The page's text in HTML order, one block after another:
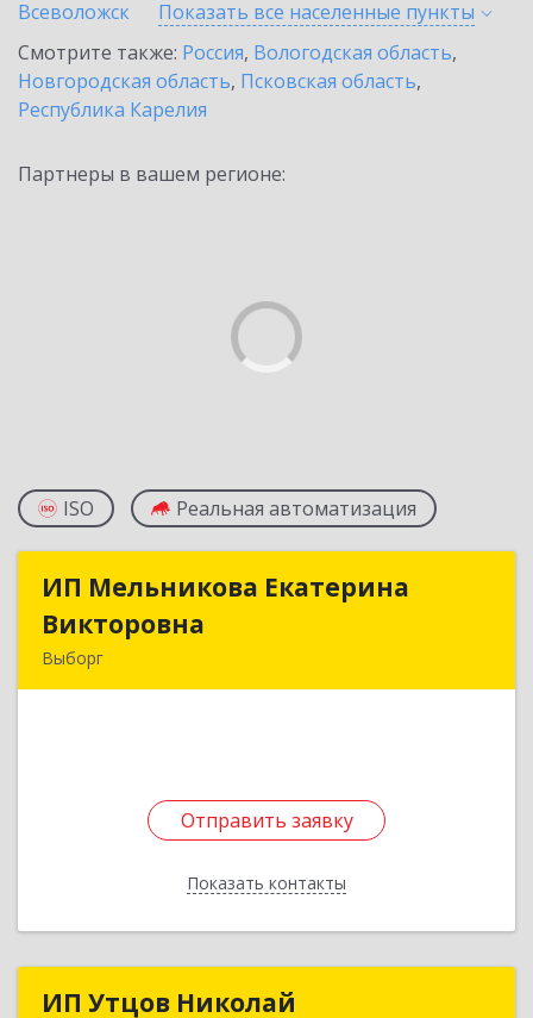
Всеволожск
Показать все населенные пункты
Смотрите также: Россия, Вологодская область,
Новгородская область, Псковская область,
Республика Карелия
Партнеры в вашем регионе:
ISO Реальная автоматизация
ИП Мельникова Екатерина
Викторовна
Выборг
Отправить заявку
Показать контакты
ИП Мельникова Екатерина
Отправить заявку
Назад
ИП Утцов НиколайИП Утцов Николай